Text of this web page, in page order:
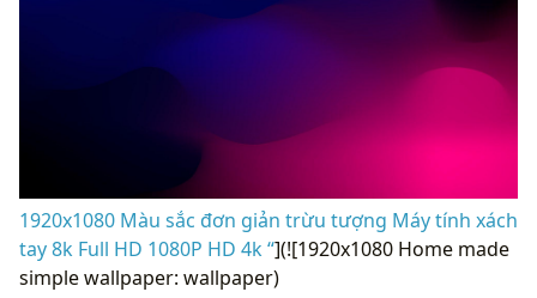
1920x1080 Màu sắc đơn giản trừu tượng Máy tính xách
tay 8k Full HD 1080P HD 4k “](![1920x1080 Home made
simple wallpaper: wallpaper)